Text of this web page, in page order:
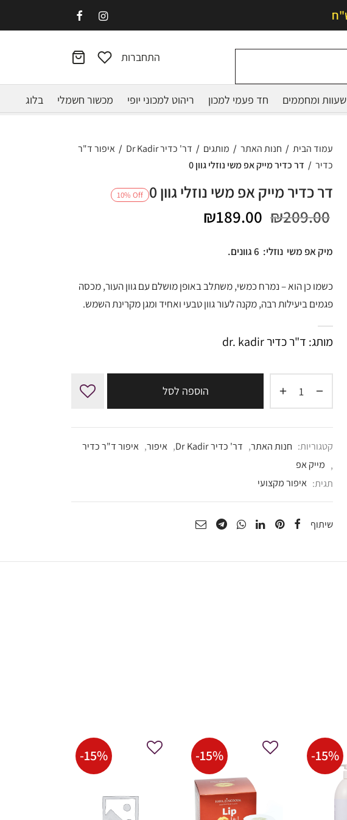
התחברות
שעוות ומחממים חד פעמי למכון ריהוט למכוני יופי מכשור חשמלי בלוג
עמוד הבית / חנות האתר / מותגים / דר' כדיר Dr Kadir / איפור ד"ר
כדיר / דר כדיר מייק אפ משי נוזלי גוון 0
דר כדיר מייק אפ משי נוזלי גוון 0 10% Off
₪209.00
המחיר
המקורי
₪209.00.
₪189.00
₪189.00.
מיק אפ משי נוזלי:
כשמו כן הוא – נמרח כמשי, משתלב באופן מושלם עם גוון העור, מכסה
פגמים ביעילות רבה, מקנה לעור גוון טבעי ואחיד ומגן מקרינת השמש.
מותג: ד"ר כדיר dr. kadir
הוספה לסל
קטגוריות: חנות האתר, דר' כדיר Dr Kadir , איפור, איפור ד"ר כדיר
, מייק אפ
תגית: איפור מקצועי
שיתוף
-15%
-15%
-15%